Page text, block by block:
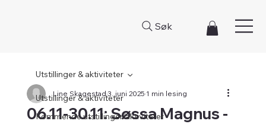
Søk
Utstillinger & aktiviteter
Kommende utstillinger/aktiviteter
Utstillinger & aktiviteter
06.11-30.11: Søssa Magnus -
Line Skagestad3. juni 20251 min lesing